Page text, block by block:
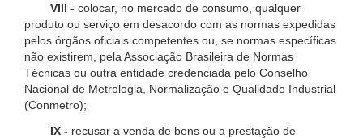
VIII - colocar, no mercado de consumo, qualquer
produto ou serviço em desacordo com as normas expedidas
pelos órgãos oficiais competentes ou, se normas específicas
não existirem, pela Associação Brasileira de Normas
Técnicas ou outra entidade credenciada pelo Conselho
Nacional de Metrologia, Normalização e Qualidade Industrial
(Conmetro);
IX - recusar a venda de bens ou a prestação de